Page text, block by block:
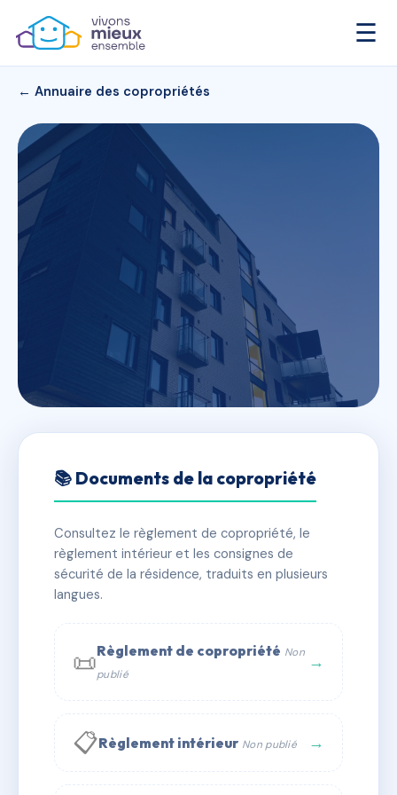
☰
← Annuaire des copropriétés
16 RUE DES FOSSES
✓ Immatriculée 🏠 28 lots 🏗 1 bâtiment(s)
📞 Contacter Syndic Digital
📚 Documents de la copropriété
Consultez le règlement de copropriété, le
règlement intérieur et les consignes de
sécurité de la résidence, traduits en plusieurs
langues.
📜Règlement de copropriété Non
publié
→
📋Règlement intérieur Non publié →